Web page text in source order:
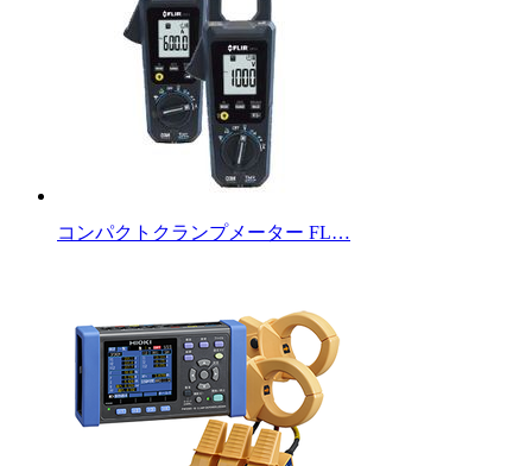
コンパクトクランプメーター FL…